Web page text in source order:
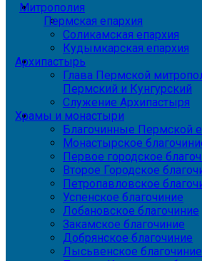
Митрополия
Пермская епархия
Соликамская епархия
Кудымкарская епархия
Архипастырь
Глава Пермской
Пермский и Кунгурский
Служение Архипастыря
Храмы и монастыри
Благочинные Пермской
Монастырское
Первое городское
Второе Городское
Петропавловское
Успенское благочиние
Лобановское благочиние
Закамское благочиние
Добрянское благочиние
Лысьвенское благочиние